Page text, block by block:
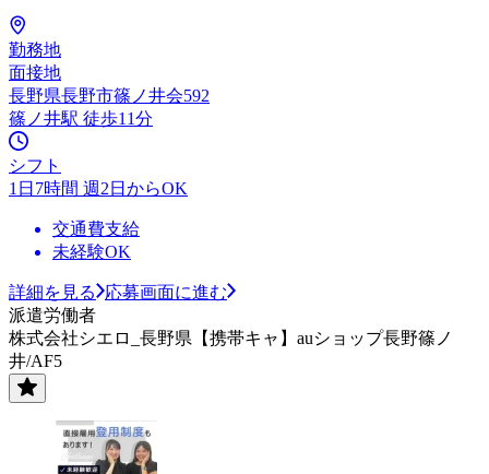
勤務地
面接地
長野県長野市篠ノ井会592
篠ノ井駅 徒歩11分
シフト
1日7時間 週2日からOK
交通費支給
未経験OK
詳細を見る
応募画面に進む
派遣労働者
株式会社シエロ_長野県【携帯キャ】auショップ長野篠ノ
井/AF5